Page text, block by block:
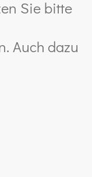
Sie bitte
Auch dazu